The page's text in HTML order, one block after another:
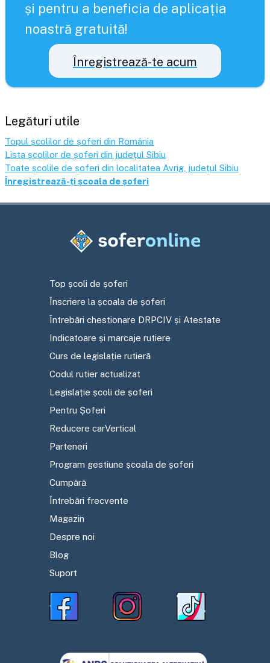
și pentru a beneficia de aplicația
noastră gratuită!
Înregistrează-te acum
Legături utile
Topul școlilor de șoferi din România
Lista școlilor de șoferi din județul Sibiu
Toate școlile de șoferi din localitatea Avrig , județul Sibiu
Înregistrează-ți școala de șoferi
Top școli de șoferi
Înscriere la școala de șoferi
Întrebări chestionare DRPCIV și Atestate
Indicatoare și marcaje rutiere
Curs de legislație rutieră
Codul rutier actualizat
Legislație școli de șoferi
Pentru Șoferi
Reducere carVertical
Parteneri
Program gestiune școala de șoferi
Cumpără
Întrebări frecvente
Magazin
Despre noi
Blog
Suport